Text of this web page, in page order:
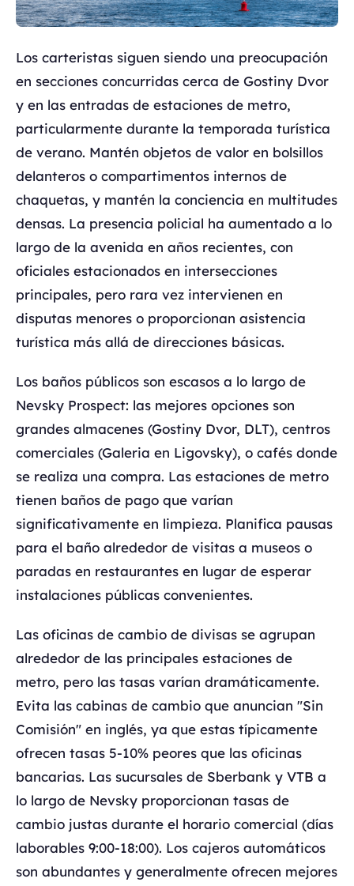
Los carteristas siguen siendo una preocupación
en secciones concurridas cerca de Gostiny Dvor
y en las entradas de estaciones de metro,
particularmente durante la temporada turística
de verano. Mantén objetos de valor en bolsillos
delanteros o compartimentos internos de
chaquetas, y mantén la conciencia en multitudes
densas. La presencia policial ha aumentado a lo
largo de la avenida en años recientes, con
oficiales estacionados en intersecciones
principales, pero rara vez intervienen en
disputas menores o proporcionan asistencia
turística más allá de direcciones básicas.
Los baños públicos son escasos a lo largo de
Nevsky Prospect: las mejores opciones son
grandes almacenes (Gostiny Dvor, DLT), centros
comerciales (Galeria en Ligovsky), o cafés donde
se realiza una compra. Las estaciones de metro
tienen baños de pago que varían
significativamente en limpieza. Planifica pausas
para el baño alrededor de visitas a museos o
paradas en restaurantes en lugar de esperar
instalaciones públicas convenientes.
Las oficinas de cambio de divisas se agrupan
alrededor de las principales estaciones de
metro, pero las tasas varían dramáticamente.
Evita las cabinas de cambio que anuncian "Sin
Comisión" en inglés, ya que estas típicamente
ofrecen tasas 5-10% peores que las oficinas
bancarias. Las sucursales de Sberbank y VTB a
lo largo de Nevsky proporcionan tasas de
cambio justas durante el horario comercial (días
laborables 9:00-18:00). Los cajeros automáticos
son abundantes y generalmente ofrecen mejores